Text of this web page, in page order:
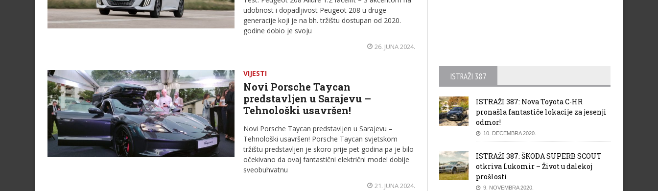
udobnost i dopadljivost Peugeot 208 u druge
generacije koji je na bh. tržištu dostupan od 2020.
godine dobio je svoju
26. JUNA 2024.
VIJESTI
Novi Porsche Taycan
predstavljen u Sarajevu –
Tehnološki usavršen!
Novi Porsche Taycan predstavljen u Sarajevu –
Tehnološki usavršen! Porsche Taycan svjetskom
tržištu predstavljen je skoro prije pet godina pa je bilo
očekivano da ovaj fantastični električni model dobije
sveobuhvatnu
21. JUNA 2024.
ISTRAŽI 387
ISTRAŽI 387: Nova Toyota C-HR
pronašla fantastiče lokacije za jesenji
odmor!
10. DECEMBRA 2020.
ISTRAŽI 387: ŠKODA SUPERB SCOUT
otkriva Lukomir – Život u dalekoj
prošlosti
9. NOVEMBRA 2020.